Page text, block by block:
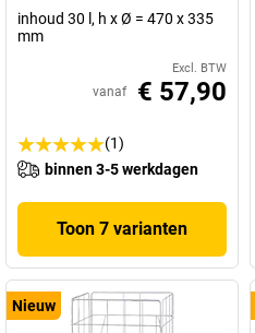
inhoud 30 l, h x Ø = 470 x 335
mm
Excl. BTW
vanaf € 57,90
(1)
binnen 3-5 werkdagen
Toon 7 varianten
Nieuw